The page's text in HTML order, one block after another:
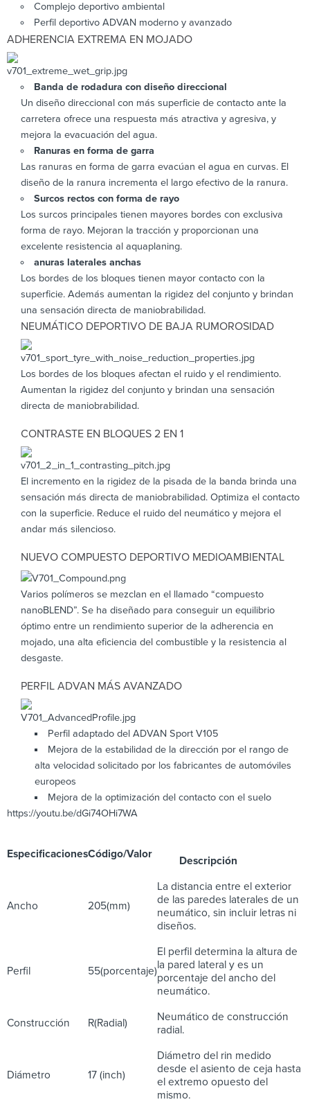
Complejo deportivo ambiental
Perfil deportivo ADVAN moderno y avanzado
ADHERENCIA EXTREMA EN MOJADO
Banda de rodadura con diseño direccional
Un diseño direccional con más superficie de contacto ante la
carretera ofrece una respuesta más atractiva y agresiva, y
mejora la evacuación del agua.
Ranuras en forma de garra
Las ranuras en forma de garra evacúan el agua en curvas. El
diseño de la ranura incrementa el largo efectivo de la ranura.
Surcos rectos con forma de rayo
Los surcos principales tienen mayores bordes con exclusiva
forma de rayo. Mejoran la tracción y proporcionan una
excelente resistencia al aquaplaning.
anuras laterales anchas
Los bordes de los bloques tienen mayor contacto con la
superficie. Además aumentan la rigidez del conjunto y brindan
una sensación directa de maniobrabilidad.
NEUMÁTICO DEPORTIVO DE BAJA RUMOROSIDAD
Los bordes de los bloques afectan el ruido y el rendimiento.
Aumentan la rigidez del conjunto y brindan una sensación
directa de maniobrabilidad.
CONTRASTE EN BLOQUES 2 EN 1
El incremento en la rigidez de la pisada de la banda brinda una
sensación más directa de maniobrabilidad. Optimiza el contacto
con la superficie. Reduce el ruido del neumático y mejora el
andar más silencioso.
NUEVO COMPUESTO DEPORTIVO MEDIOAMBIENTAL
Varios polímeros se mezclan en el llamado “compuesto
nanoBLEND”. Se ha diseñado para conseguir un equilibrio
óptimo entre un rendimiento superior de la adherencia en
mojado, una alta eficiencia del combustible y la resistencia al
desgaste.
PERFIL ADVAN MÁS AVANZADO
Perfil adaptado del ADVAN Sport V105
Mejora de la estabilidad de la dirección por el rango de
alta velocidad solicitado por los fabricantes de automóviles
europeos
Mejora de la optimización del contacto con el suelo
https://youtu.be/dGi74OHi7WA
EspecificacionesCódigo/Valor
Descripción
Ancho 205(mm)
La distancia entre el exterior
de las paredes laterales de un
neumático, sin incluir letras ni
diseños.
Perfil 55(porcentaje)
El perfil determina la altura de
la pared lateral y es un
porcentaje del ancho del
neumático.
Construcción R(Radial)
Neumático de construcción
radial.
Diámetro 17 (inch)
Diámetro del rin medido
desde el asiento de ceja hasta
el extremo opuesto del
mismo.